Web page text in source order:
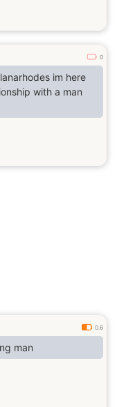
0
im here
with a man
0.6
man